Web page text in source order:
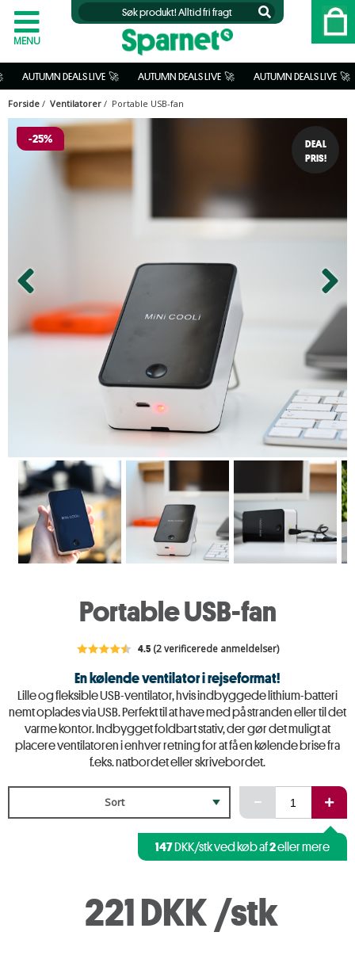
AUTUMN DEALS LIVE  🚀 AUTUMN DEALS LIVE  🚀 AUTUMN DEALS LIVE  🚀
Forside / Ventilatorer / Portable USB-fan
DEAL
PRIS!
Portable USB-fan
4.5(2 verificerede anmeldelser)
En kølende ventilator i rejseformat!
Lille og fleksible USB-ventilator, hvis indbyggede lithium-batteri
nemt oplades via USB. Perfekt til at have med på stranden eller til det
varme kontor. Indbygget foldbart stativ, der gør det muligt at
placere ventilatoren i enhver retning for at få en kølende brise fra
f.eks. natbordet eller skrivebordet.
Sort
147DKK/stk ved køb af2eller mere
221 DKK/stk
-25%
MENU